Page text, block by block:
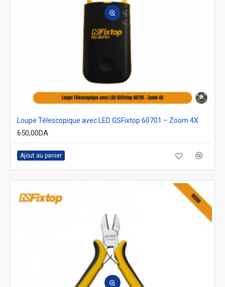
Loupe Télescopique avec LED GSFixtop 60701 – Zoom 4X
650,00DA
Ajout au panier